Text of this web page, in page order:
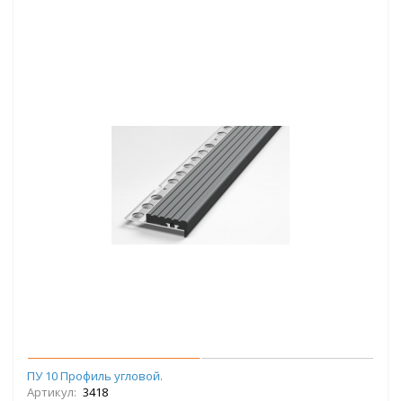
ПУ 10 Профиль угловой.
Артикул: 3418